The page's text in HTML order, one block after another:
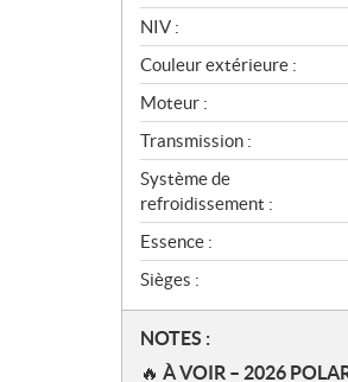
NIV :
Couleur extérieure :
Moteur :
Transmission :
Système de
refroidissement :
Essence :
Sièges :
N
o
NOTES :
🔥 À VOIR – 2026